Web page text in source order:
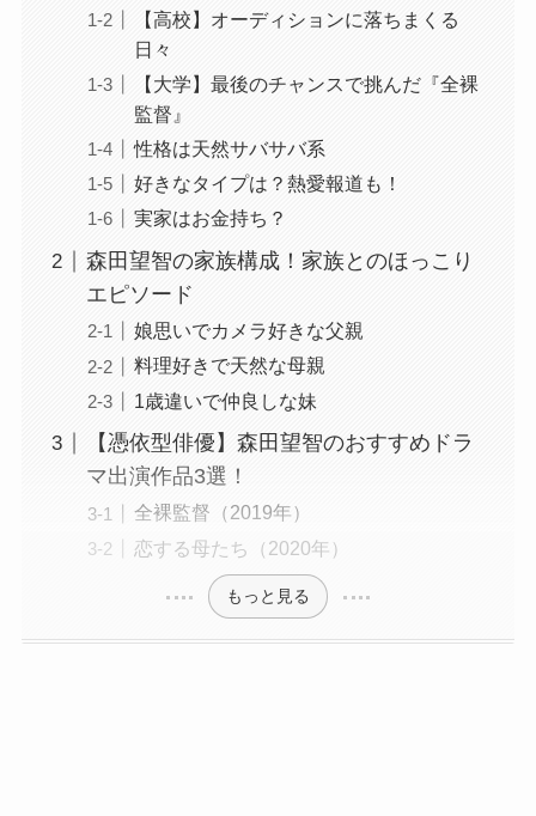
【高校】オーディションに落ちまくる
日々
【大学】最後のチャンスで挑んだ『全裸
監督』
性格は天然サバサバ系
好きなタイプは？熱愛報道も！
実家はお金持ち？
森田望智の家族構成！家族とのほっこり
エピソード
娘思いでカメラ好きな父親
料理好きで天然な母親
1歳違いで仲良しな妹
【憑依型俳優】森田望智のおすすめドラ
マ出演作品3選！
全裸監督（2019年）
恋する母たち（2020年）
もっと見る